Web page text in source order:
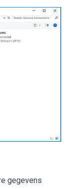
gegevens